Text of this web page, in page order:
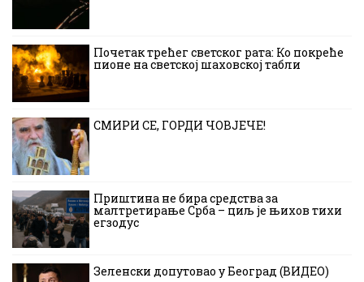
Почетак трећег светског рата: Ко покреће
пионе на светској шаховској табли
СМИРИ СЕ, ГОРДИ ЧОВЈЕЧЕ!
Приштина не бира средства за
малтретирање Срба – циљ је њихов тихи
егзодус
Зеленски допутовао у Београд (ВИДЕО)